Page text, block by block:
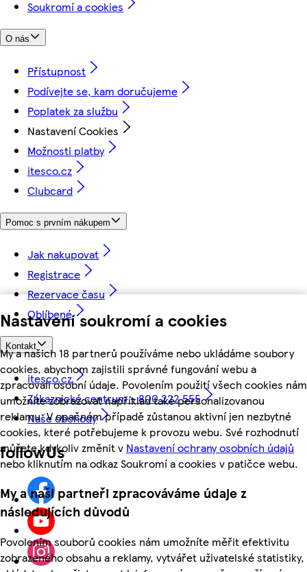
Nastavení soukromí a cookies
My a našich 18 partnerů používáme nebo ukládáme soubory
cookies, abychom zajistili správné fungování webu a
zpracovali osobní údaje. Povolením použití všech cookies nám
umožníte zobrazovat například také personalizovanou
reklamu. V opačném případě zůstanou aktivní jen nezbytné
cookies, které potřebujeme k provozu webu. Své rozhodnutí
můžete kdykoliv změnit v Nastavení ochrany osobních údajů
nebo kliknutím na odkaz Soukromí a cookies v patičce webu.
My a naši partneři zpracováváme údaje z
následujících důvodů
Povolením souborů cookies nám umožníte měřit efektivitu
zobrazeného obsahu a reklamy, vytvářet uživatelské statistiky,
Soukromí a cookies
O nás
Přístupnost
Podívejte se, kam doručujeme
Poplatek za službu
Nastavení Cookies
Možnosti platby
itesco.cz
Clubcard
Pomoc s prvním nákupem
Jak nakupovat
Registrace
Rezervace času
Oblíbené
Kontakt
itesco.cz
Zákaznické centrum - 800 222 555
Naše obchody
followUs